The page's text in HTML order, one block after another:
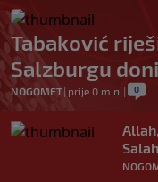
Tabaković
Salzburgu
NOGOMET| prije 0 min. | 0